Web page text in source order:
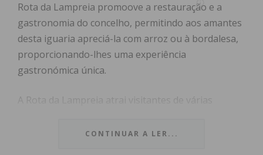
Rota da Lampreia promoove a restauração e a
gastronomia do concelho, permitindo aos amantes
desta iguaria apreciá-la com arroz ou à bordalesa,
proporcionando-lhes uma experiência
gastronómica única.
A Rota da Lampreia atrai visitantes de várias
Este ano, conta com 12 restaurantes aderentes:
CONTINUAR A LER...